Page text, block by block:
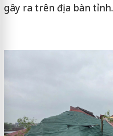
gây ra trên địa bàn tỉnh.